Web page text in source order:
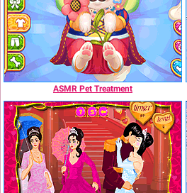
ASMR Pet Treatment